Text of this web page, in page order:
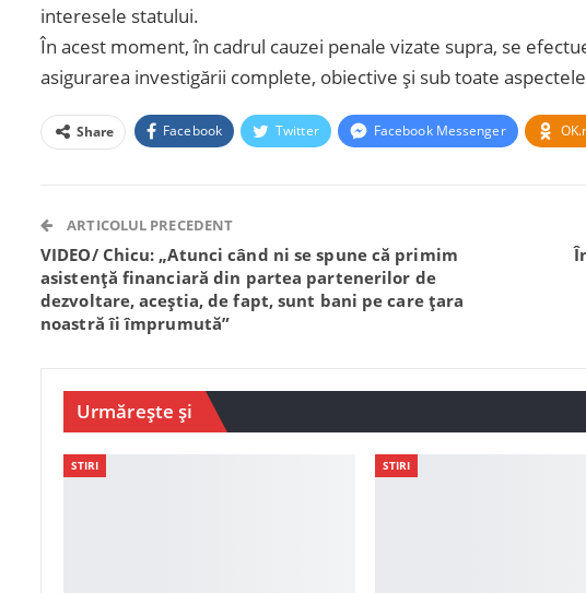
interesele statului.
În acest moment, în cadrul cauzei penale vizate supra, se
asigurarea investigării complete, obiective și sub toate
Share Facebook Twitter Facebook Messenger
ARTICOLUL PRECEDENT
VIDEO/ Chicu: „Atunci când ni se spune că primim
asistență financiară din partea partenerilor de
dezvoltare, aceștia, de fapt, sunt bani pe care țara
noastră îi împrumută”
Urmărește și
STIRI STIRI